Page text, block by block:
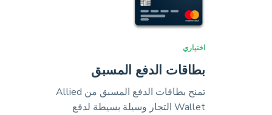
اختياري
بطاقات الدفع المسبق
تمنح بطاقات الدفع المسبق من Allied
Wallet التجار وسيلة بسيطة لدفع